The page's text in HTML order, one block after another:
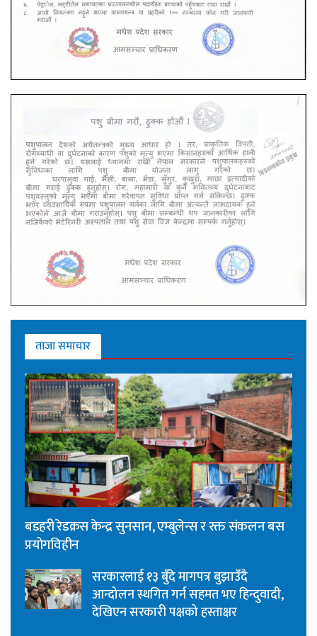
ताजा समाचार
बडहरी रेडक्रस केन्द्र सुनसान, एम्बुलेन्स र रक्त संकलन बस
प्रयोगविहीन
सरकारलाई १३ बुँदे मागपत्र बुझाउँदै
आन्दोलन स्थगित गर्न सहमत भए हिन्दुवादी,
देखिएन सरकारी पक्षको हस्ताक्षर